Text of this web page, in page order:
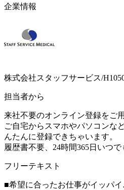
企業情報
株式会社スタッフサービス/
担当者から
来社不要のオンライン登録をご
ご自宅からスマホやパソコンな
んたんに登録できちゃいます。
履歴書不要、24時間365日いつで
フリーテキスト
■希望に合ったお仕事がイッパイ